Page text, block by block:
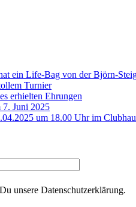
ein Life-Bag von der Björn-
Turnier
erhielten Ehrungen
7. Juni 2025
um 18.00 Uhr im
unsere Datenschutzerklärung.